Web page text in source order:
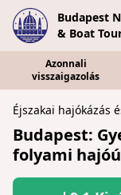
Budapest
& Boat
Azonnali
visszaigazolás
Éjszakai hajókázás
Budapest:
folyami